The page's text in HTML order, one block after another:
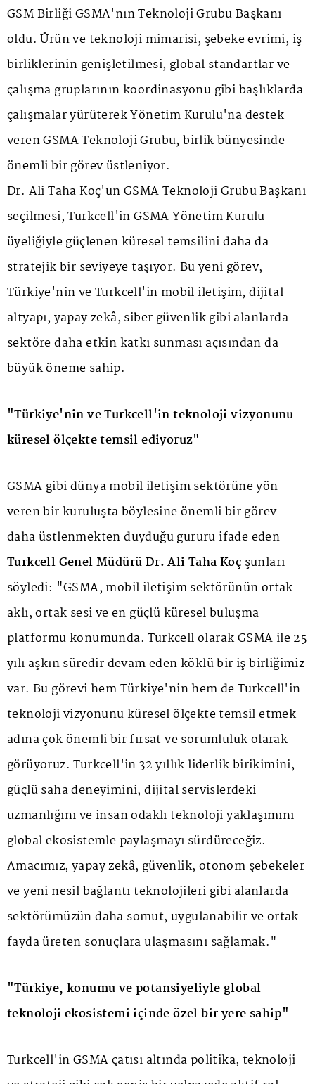
GSM Birliği GSMA'nın Teknoloji Grubu Başkanı
oldu. Ürün ve teknoloji mimarisi, şebeke evrimi, iş
birliklerinin genişletilmesi, global standartlar ve
çalışma gruplarının koordinasyonu gibi başlıklarda
çalışmalar yürüterek Yönetim Kurulu'na destek
veren GSMA Teknoloji Grubu, birlik bünyesinde
önemli bir görev üstleniyor.
Dr. Ali Taha Koç'un GSMA Teknoloji Grubu Başkanı
seçilmesi, Turkcell'in GSMA Yönetim Kurulu
üyeliğiyle güçlenen küresel temsilini daha da
stratejik bir seviyeye taşıyor. Bu yeni görev,
Türkiye'nin ve Turkcell'in mobil iletişim, dijital
altyapı, yapay zekâ, siber güvenlik gibi alanlarda
sektöre daha etkin katkı sunması açısından da
büyük öneme sahip.
"Türkiye'nin ve Turkcell'in teknoloji vizyonunu
küresel ölçekte temsil ediyoruz"
GSMA gibi dünya mobil iletişim sektörüne yön
veren bir kuruluşta böylesine önemli bir görev
daha üstlenmekten duyduğu gururu ifade eden
Turkcell Genel Müdürü Dr. Ali Taha Koç şunları
söyledi: "GSMA, mobil iletişim sektörünün ortak
aklı, ortak sesi ve en güçlü küresel buluşma
platformu konumunda. Turkcell olarak GSMA ile 25
yılı aşkın süredir devam eden köklü bir iş birliğimiz
var. Bu görevi hem Türkiye'nin hem de Turkcell'in
teknoloji vizyonunu küresel ölçekte temsil etmek
adına çok önemli bir fırsat ve sorumluluk olarak
görüyoruz. Turkcell'in 32 yıllık liderlik birikimini,
güçlü saha deneyimini, dijital servislerdeki
uzmanlığını ve insan odaklı teknoloji yaklaşımını
global ekosistemle paylaşmayı sürdüreceğiz.
Amacımız, yapay zekâ, güvenlik, otonom şebekeler
ve yeni nesil bağlantı teknolojileri gibi alanlarda
sektörümüzün daha somut, uygulanabilir ve ortak
fayda üreten sonuçlara ulaşmasını sağlamak."
"Türkiye, konumu ve potansiyeliyle global
teknoloji ekosistemi içinde özel bir yere sahip"
Turkcell'in GSMA çatısı altında politika, teknoloji